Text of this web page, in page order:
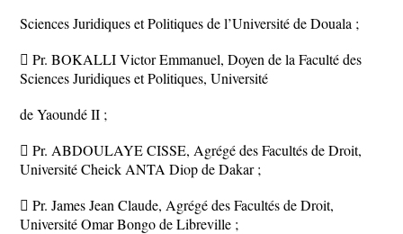
Sciences Juridiques et Politiques de l’Université de Douala ;
 Pr. BOKALLI Victor Emmanuel, Doyen de la Faculté des
Sciences Juridiques et Politiques, Université
de Yaoundé II ;
 Pr. ABDOULAYE CISSE, Agrégé des Facultés de Droit,
Université Cheick ANTA Diop de Dakar ;
 Pr. James Jean Claude, Agrégé des Facultés de Droit,
Université Omar Bongo de Libreville ;